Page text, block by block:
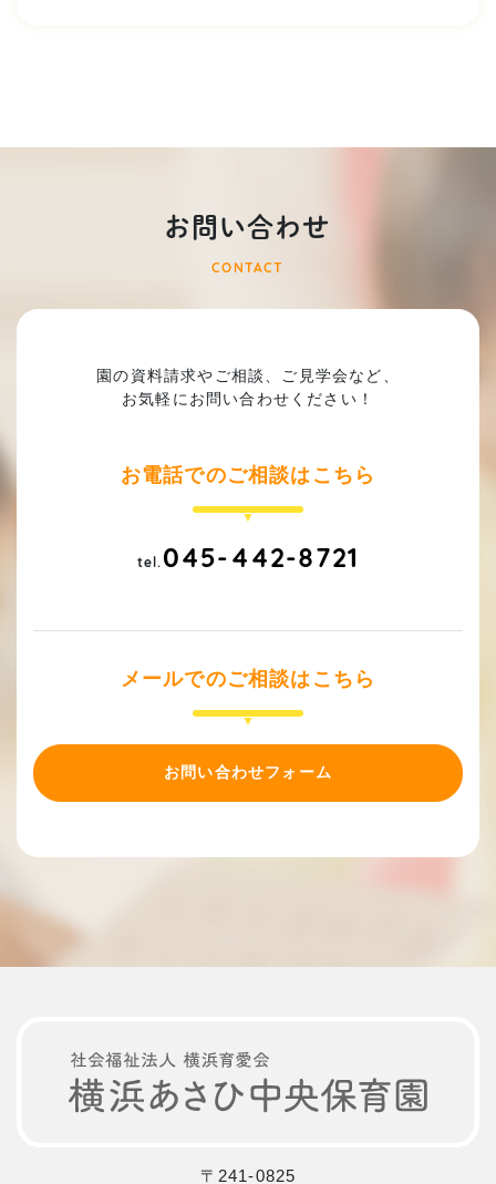
お問い合わせ
CONTACT
園の資料請求やご相談、ご見学会など、
お気軽にお問い合わせください！
お電話でのご相談はこちら
tel. 045-442-8721
メールでのご相談はこちら
お問い合わせフォーム
〒241-0825